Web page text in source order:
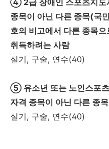
④ 2급 장애인 스포츠지도
종목이 아닌 다른 종목(국
호의 비고에서 다른 종목
취득하려는 사람
실기, 구술, 연수(40)
⑤ 유소년 또는 노인스포
자격 종목이 아닌 다른 종
실기, 구술, 연수(40)